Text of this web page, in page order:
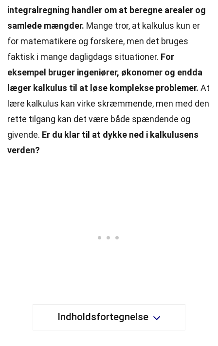
integralregning handler om at beregne arealer og
samlede mængder. Mange tror, at kalkulus kun er
for matematikere og forskere, men det bruges
faktisk i mange dagligdags situationer. For
eksempel bruger ingeniører, økonomer og endda
læger kalkulus til at løse komplekse problemer. At
lære kalkulus kan virke skræmmende, men med den
rette tilgang kan det være både spændende og
givende. Er du klar til at dykke ned i kalkulusens
verden?
Indholdsfortegnelse